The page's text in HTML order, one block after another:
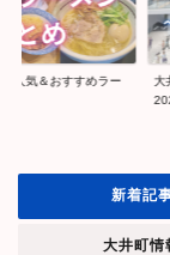
人気＆おすすめラー
大
新着記
大井町情